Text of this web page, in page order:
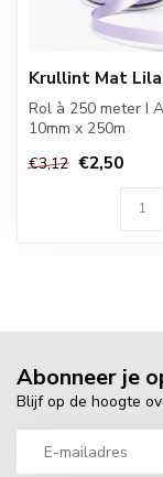
Krullint Mat Lila
Rol à 250 meter I
10mm x 250m
€3,12 €2,50
Abonneer je
Blijf op de hoogte